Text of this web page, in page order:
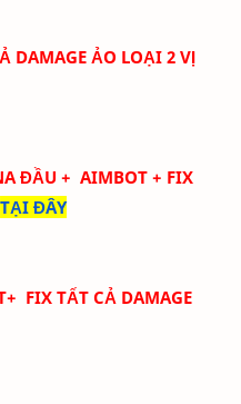
DAMAGE ẢO LOẠI 2 VỊ
ĐẦU + AIMBOT + FIX
TẠI ĐÂY
FIX TẤT CẢ DAMAGE